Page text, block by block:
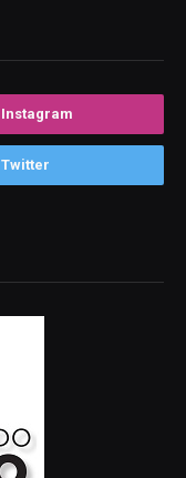
Instagram
Twitter